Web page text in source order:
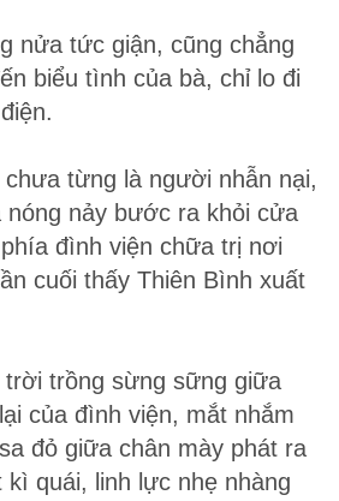
nửa tức giận, cũng chẳng
biểu tình của bà, chỉ lo đi
từng là người nhẫn nại,
nóng nảy bước ra khỏi cửa
đình viện chữa trị nơi
cuối thấy Thiên Bình xuất
trồng sừng sững giữa
của đình viện, mắt nhắm
đỏ giữa chân mày phát ra
kì quái, linh lực nhẹ nhàng